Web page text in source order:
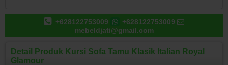
+628122753009
+628122753009
mebeldjati@gmail.com
Detail Produk Kursi Sofa Tamu Klasik Italian Royal
Glamour